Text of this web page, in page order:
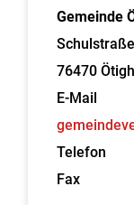
Gemeinde
76470
E-Mail
Telefon
Fax